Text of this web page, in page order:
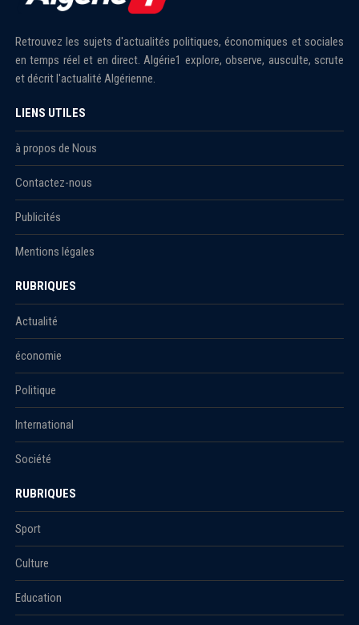
Retrouvez les sujets d'actualités politiques, économiques et sociales
en temps réel et en direct. Algérie1 explore, observe, ausculte, scrute
et décrit l'actualité Algérienne.
LIENS UTILES
à propos de Nous
Contactez-nous
Publicités
Mentions légales
RUBRIQUES
Actualité
économie
Politique
International
Société
RUBRIQUES
Sport
Culture
Education